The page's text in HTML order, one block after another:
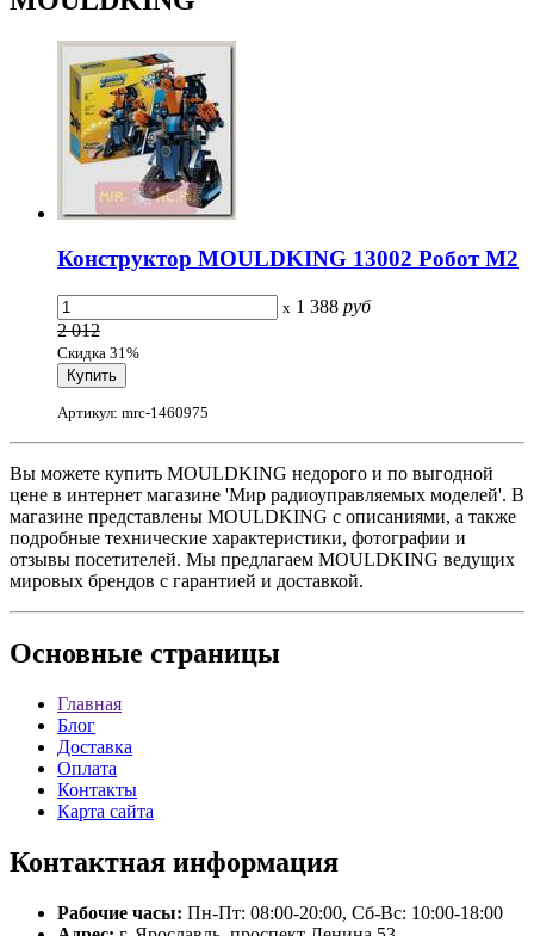
Конструктор MOULDKING 13002 Робот М2
x 1 388 руб
2 012
Скидка 31%
Артикул: mrc-1460975
Вы можете купить MOULDKING недорого и по выгодной
цене в интернет магазине 'Мир радиоуправляемых моделей'. В
магазине представлены MOULDKING с описаниями, а также
подробные технические характеристики, фотографии и
отзывы посетителей. Мы предлагаем MOULDKING ведущих
мировых брендов с гарантией и доставкой.
Основные страницы
Главная
Блог
Доставка
Оплата
Контакты
Карта сайта
Контактная информация
Рабочие часы: Пн-Пт: 08:00-20:00, Сб-Вс: 10:00-18:00